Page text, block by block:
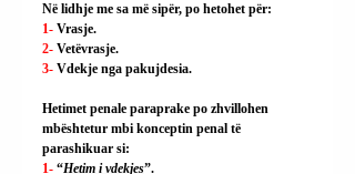
Në lidhje me sa më sipër, po hetohet për:
1- Vrasje.
2- Vetëvrasje.
3- Vdekje nga pakujdesia.
Hetimet penale paraprake po zhvillohen
mbështetur mbi konceptin penal të
parashikuar si:
1- “Hetim i vdekjes”.